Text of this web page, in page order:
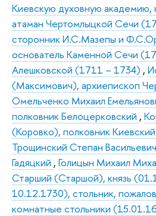
Киевскую духовную академию,
атаман Чертомлыцкой Сечи
сторонник И.С.Мазепы и
основатель Каменной Сечи
Алешковской (1711 – 1734) ,
(Максимович), архиепископ
Омельченко Михаил
полковник Белоцерковский ,
(Коровко), полковник Киевский
Трощинский Степан
Гадяцкий , Голицын Михаил
Старший (Старшой), князь
10.12.1730), стольник,
комнатные стольники